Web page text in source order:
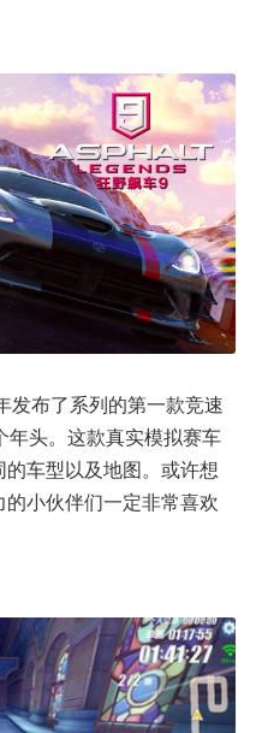
发布了系列的第一款竞速
头。这款真实模拟赛车
车型以及地图。或许想
小伙伴们一定非常喜欢